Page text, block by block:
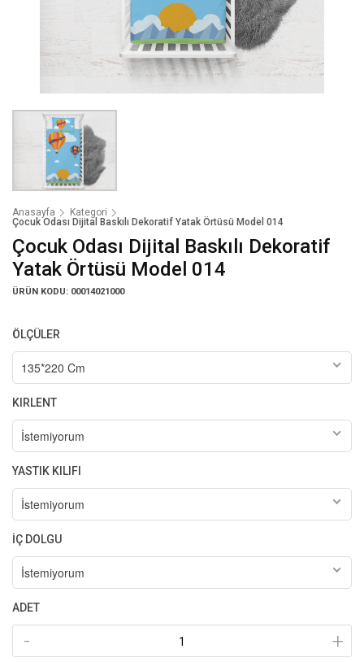
Anasayfa
Kategori
Çocuk Odası Dijital Baskılı Dekoratif Yatak Örtüsü Model 014
Çocuk Odası Dijital Baskılı Dekoratif
Yatak Örtüsü Model 014
ÜRÜN KODU: 00014021000
ÖLÇÜLER
135*220 Cm
KIRLENT
İstemiyorum
YASTIK KILIFI
İstemiyorum
İÇ DOLGU
İstemiyorum
ADET
+
-